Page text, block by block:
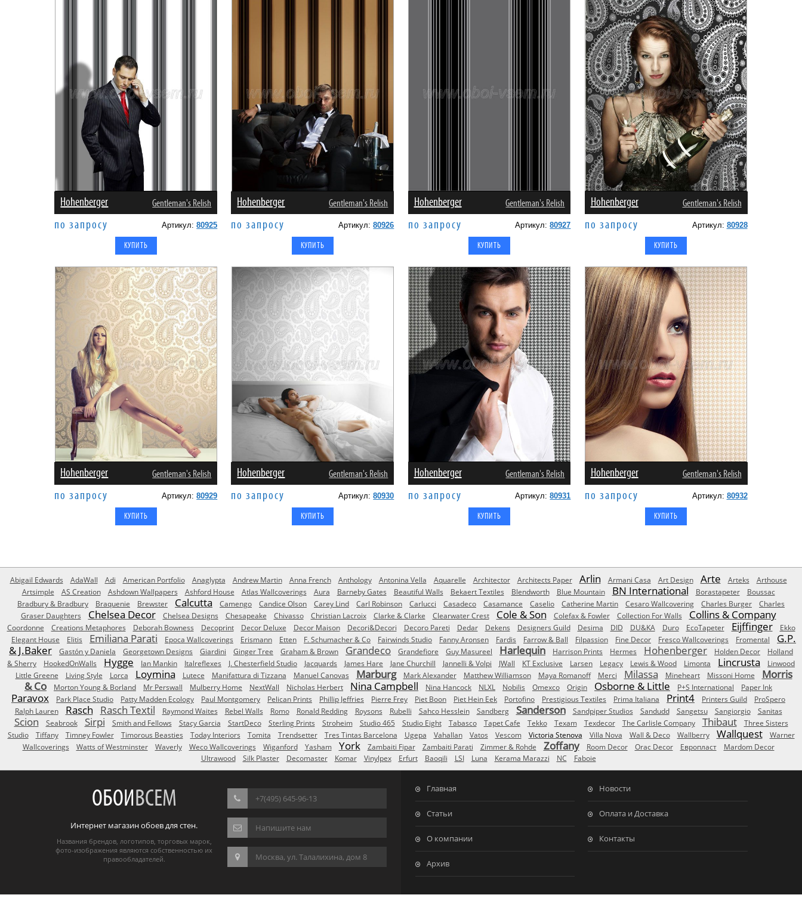
Hohenberger Gentleman's Relish
по запросу Артикул:80925
Hohenberger Gentleman's Relish
по запросу Артикул:80926
Hohenberger Gentleman's Relish
по запросу Артикул:80927
Hohenberger Gentleman's Relish
по запросу Артикул: 80928
Hohenberger Gentleman's Relish
по запросу Артикул:80929
Hohenberger Gentleman's Relish
по запросу Артикул:80930
Hohenberger Gentleman's Relish
по запросу Артикул:80931
Hohenberger Gentleman's Relish
по запросу Артикул: 80932
Abigail Edwards AdaWall Adi American Portfolio Anaglypta Andrew Martin Anna French Anthology Antonina Vella Aquarelle Architector Architects Paper Arlin Armani Casa Art Design Arte Arteks
Arthouse
Artsimple
AS Creation Ashdown Wallpapers Ashford House Atlas Wallcoverings Aura Barneby Gates Beautiful Walls Bekaert Textiles Blendworth Blue Mountain BN International Borastapeter
Boussac
Bradbury & Bradbury
Braquenie Brewster Calcutta Camengo Candice Olson Carey Lind Carl Robinson Carlucci Casadeco Casamance Caselio Catherine Martin Cesaro Wallcovering Charles Burger
Charles
Graser Daughters
Chelsea Decor Chelsea Designs Chesapeake Chivasso Christian Lacroix Clarke & Clarke Clearwater Crest Cole & Son Colefax & Fowler Collection For Walls Collins & Company
Coordonne Creations Metaphores Deborah Bowness Decoprint Decor Deluxe Decor Maison Decori&Decori Decoro Pareti Dedar Dekens Designers Guild Desima DID DU&KA Duro EcoTapeter Eijffinger
Ekko
Elegant House
Elitis Emiliana Parati Epoca Wallcoverings Erismann Etten F. Schumacher & Co Fairwinds Studio Fanny Aronsen Fardis Farrow & Ball Filpassion Fine Decor Fresco Wallcoverings Fromental
G.P.
& J.Baker
Gastón y Daniela Georgetown Designs Giardini Ginger Tree Graham & Brown Grandeco Grandefiore Guy Masureel Harlequin Harrison Prints Hermes Hohenberger Holden Decor
Holland
& Sherry
HookedOnWalls Hygge Ian Mankin Italreflexes J. Chesterfield Studio Jacquards James Hare Jane Churchill Jannelli & Volpi JWall KT Exclusive Larsen Legacy Lewis & Wood Limonta Lincrusta
Linwood
Little Greene
Living Style Lorca Loymina Lutece Manifattura di Tizzana Manuel Canovas Marburg Mark Alexander Matthew Williamson Maya Romanoff Merci Milassa Mineheart Missoni Home
Morris
& Co
Morton Young & Borland Mr Perswall Mulberry Home NextWall Nicholas Herbert Nina Campbell Nina Hancock NLXL Nobilis Omexco Origin Osborne & Little P+S International Paper Ink
Paravox Park Place Studio Patty Madden Ecology Paul Montgomery Pelican Prints Phillip Jeffries Pierre Frey Piet Boon Piet Hein Eek Portofino Prestigious Textiles Prima Italiana Print4 Printers Guild
ProSpero
Ralph Lauren
Rasch Rasch Textil Raymond Waites Rebel Walls Romo Ronald Redding Roysons Rubelli Sahco Hesslein Sandberg Sanderson Sandpiper Studios Sandudd Sangetsu Sangiorgio Sanitas
Scion Seabrook Sirpi Smith and Fellows Stacy Garcia StartDeco Sterling Prints Stroheim Studio 465 Studio Eight Tabasco Tapet Cafe Tekko Texam Texdecor The Carlisle Company Thibaut
Three Sisters
Studio
Tiffany Timney Fowler Timorous Beasties Today Interiors Tomita Trendsetter Tres Tintas Barcelona Ugepa Vahallan Vatos Vescom Victoria Stenova Villa Nova Wall & Deco Wallberry Wallquest
Warner
Wallcoverings
Watts of Westminster Waverly Weco Wallcoverings Wiganford Yasham York Zambaiti Fipar Zambaiti Parati Zimmer & Rohde Zoffany Room Decor Orac Decor Европласт
Mardom Decor
Ultrawood
Silk Plaster Decomaster Komar Vinylpex Erfurt Baoqili LSI Luna Kerama Marazzi NC Faboie
ОБОИВСЕМ
Интернет магазин обоев для стен.
Названия брендов, логотипов, торговых марок,
фото-изображения являются собственностью их
правообладателей.
+7(495) 645-96-13
Напишите нам
Москва, ул. Талалихина, дом 8
Главная Новости
Статьи Оплата и Доставка
О компании Контакты
Архив